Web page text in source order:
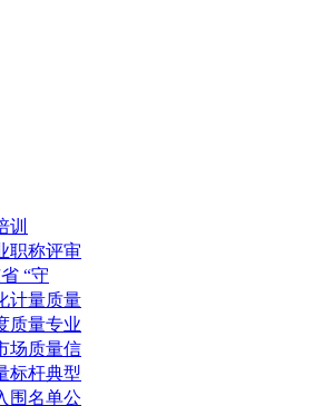
训
职称评审
“守
计量质量
质量专业
场质量信
标杆典型
围名单公